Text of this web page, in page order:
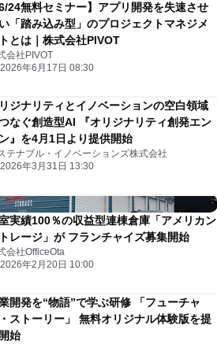
6/24無料セミナー】アプリ開発を失速させ
「踏み込み型」のプロジェクトマネジメ
とは｜株式会社PIVOT
会社PIVOT
2026年6月17日 08:30
ジナリティとイノベーションの空白領域
なぐ創造型AI 『オリジナリティ創発エン
』を4月1日より提供開始
テナブル・イノベーションズ株式会社
2026年3月31日 13:30
実績100％の収益型連棟倉庫「アメリカン
レージ」が フランチャイズ募集開始
会社OfficeOta
2026年2月20日 10:00
開発を“物語”で学ぶ研修 「フューチャ
ストーリー」 無料オリジナル体験版を提
始